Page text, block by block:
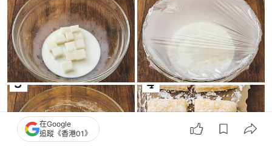
在Google
追蹤《香港01》